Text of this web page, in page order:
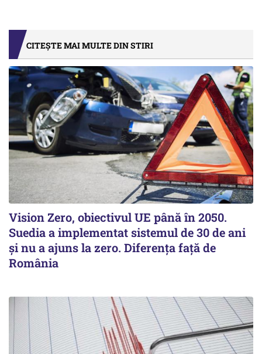
CITEȘTE MAI MULTE DIN STIRI
Vision Zero, obiectivul UE până în 2050.
Suedia a implementat sistemul de 30 de ani
şi nu a ajuns la zero. Diferenţa faţă de
România